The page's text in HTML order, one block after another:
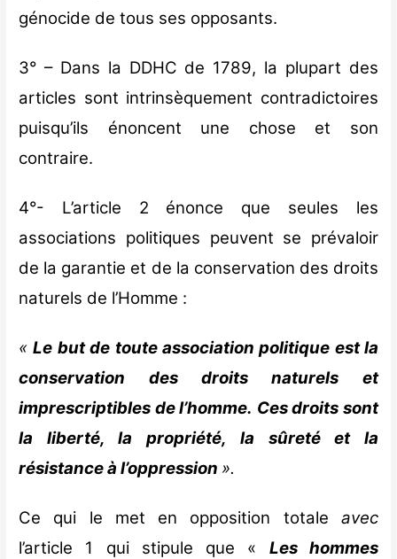
génocide de tous ses opposants.
3° – Dans la DDHC de 1789, la plupart des
articles sont intrinsèquement contradictoires
puisqu’ils énoncent une chose et son
contraire.
4°- L’article 2 énonce que seules les
associations politiques peuvent se prévaloir
de la garantie et de la conservation des droits
naturels de l’Homme :
«Le but de toute association politique est la
conservation des droits naturels et
imprescriptibles de l’homme. Ces droits sont
la liberté, la propriété, la sûreté et la
résistance à l’oppression ».
Ce qui le met en opposition totale avec
l’article 1 qui stipule que « Les hommes